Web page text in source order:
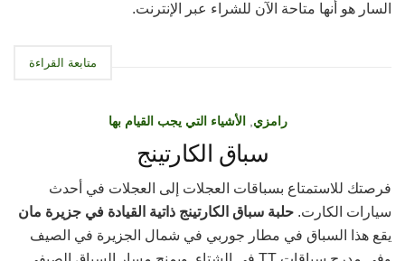
السار هو أنها متاحة الآن للشراء عبر الإنترنت.
متابعة القراءة
رامزي, الأشياء التي يجب القيام بها
سباق الكارتينج
فرصتك للاستمتاع بسباقات العجلات إلى العجلات في أحدث
سيارات الكارت. حلبة سباق الكارتينج ذاتية القيادة في جزيرة مان
يقع هذا السباق في مطار جوربي في شمال الجزيرة في الصيف